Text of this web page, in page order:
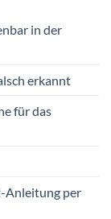
in der
erkannt
für das
Anleitung per